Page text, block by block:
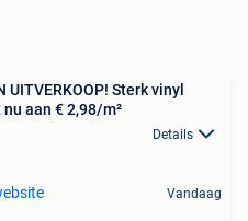
UITVERKOOP! Sterk vinyl
nu aan € 2,98/m²
Details
Vandaag